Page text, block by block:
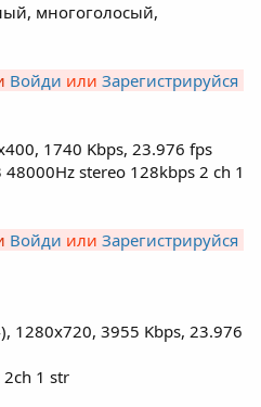
многоголосый,
Войди или Зарегистрируйся
1740 Kbps, 23.976 fps
48000Hz stereo 128kbps 2 ch 1
Войди или Зарегистрируйся
1280x720, 3955 Kbps, 23.976
2ch 1 str